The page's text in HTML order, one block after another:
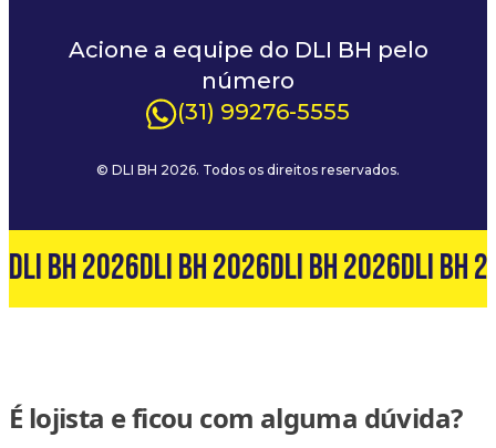
Acione a equipe do DLI BH pelo
número
(31) 99276-5555
© DLI BH 2026. Todos os direitos reservados.
DLI BH 2026DLI BH 2026DLI BH 2026DLI BH
É lojista e ficou com alguma dúvida?